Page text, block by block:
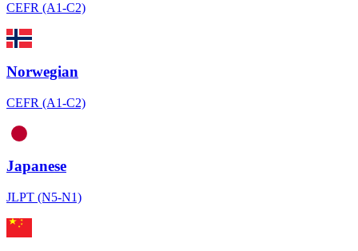
CEFR (A1-C2)
Norwegian
CEFR (A1-C2)
Japanese
JLPT (N5-N1)